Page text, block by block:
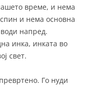
време, и нема
и нема основна
напред.
инка, инката во
свет.
Го нуди